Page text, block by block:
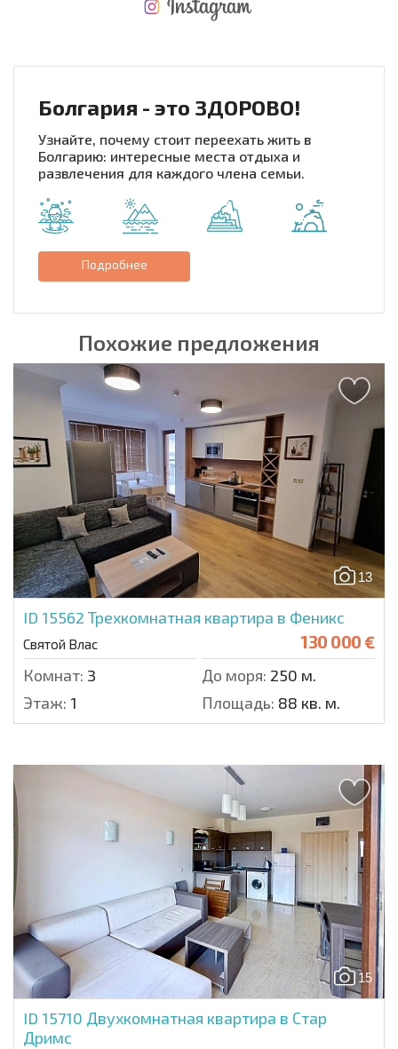
Болгария - это ЗДОРОВО!
Узнайте, почему стоит переехать жить в
Болгарию: интересные места отдыха и
развлечения для каждого члена семьи.
Подробнее
Похожие предложения
13
ID 15562 Трехкомнатная квартира в Феникс
Святой Влас 130 000 €
Комнат: 3 До моря: 250 м.
Этаж: 1 Площадь: 88 кв. м.
15
ID 15710 Двухкомнатная квартира в Стар
Дримс